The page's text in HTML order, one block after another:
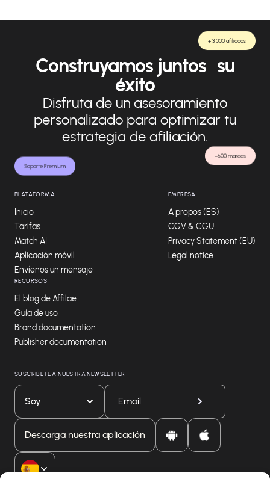
Soporte Premium
+600 marcas
+13.000 afiliados
Construyamos juntos su
éxito
Disfruta de un asesoramiento
personalizado para optimizar tu
estrategia de afiliación.
PLATAFORMA
Inicio
Tarifas
Match AI
Aplicación móvil
Envíenos un mensaje
EMPRESA
A propos (ES)
CGV & CGU
Privacy Statement (EU)
Legal notice
RECURSOS
El blog de Affilae
Guía de uso
Brand documentation
Publisher documentation
SUSCRÍBETE A NUESTRA NEWSLETTER
Soy
Descarga nuestra aplicación